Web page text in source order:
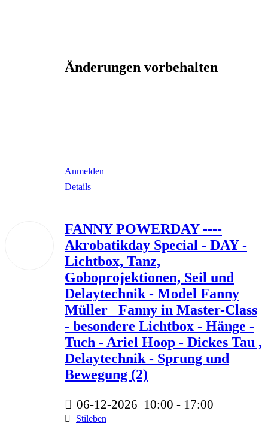
Änderungen vorbehalten
Anmelden
Details
FANNY POWERDAY ----
Akrobatikday Special - DAY -
Lichtbox, Tanz,
Goboprojektionen, Seil und
Delaytechnik - Model Fanny
Müller _Fanny in Master-Class
- besondere Lichtbox - Hänge -
Tuch - Ariel Hoop - Dickes Tau ,
Delaytechnik - Sprung und
Bewegung (2)
06-12-2026 10:00 - 17:00
Stileben